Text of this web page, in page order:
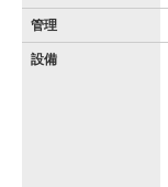
管理
設備